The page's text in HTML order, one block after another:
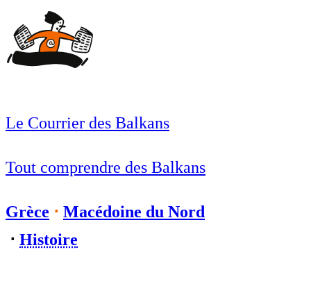
Le Courrier des Balkans
Tout comprendre des Balkans
Grèce ⋅ Macédoine du Nord
⋅ Histoire